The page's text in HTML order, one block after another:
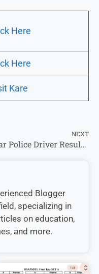
Here
Here
Kare
NEXT
Bihar Police Driver Result 2025 (OUT) बिहार पुलिस चालक सिपाही का रिजल्ट जारी
Blogger
specializing in
on education,
and more.